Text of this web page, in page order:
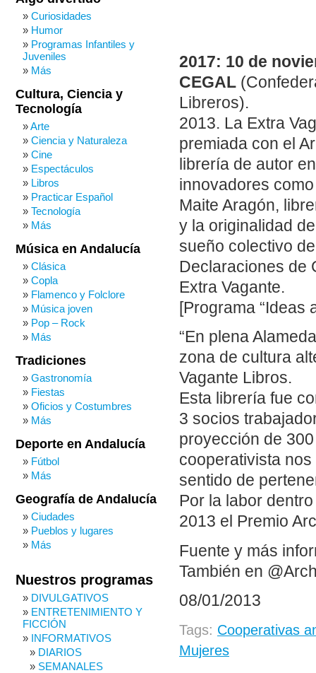
2017: 10 de
CEGAL
Libreros).
2013. La Extra
premiada con el
librería de autor
innovadores
Maite Aragón,
y la originalidad
sueño colectivo
Declaraciones de
Extra Vagante.
[Programa “Ideas
“En plena
zona de cultura
Vagante Libros.
Esta librería fue
3 socios
proyección de
cooperativista
sentido de
Por la labor
2013 el Premio
Fuente y más
También en
08/01/2013
Tags: Cooperativas
Mujeres
Curiosidades
Humor
Programas Infantiles y
Juveniles
Más
Cultura, Ciencia y
Tecnología
Arte
Ciencia y Naturaleza
Cine
Espectáculos
Libros
Practicar Español
Tecnología
Más
Música en Andalucía
Clásica
Copla
Flamenco y Folclore
Música joven
Pop – Rock
Más
Tradiciones
Gastronomía
Fiestas
Oficios y Costumbres
Más
Deporte en Andalucía
Fútbol
Más
Geografía de Andalucía
Ciudades
Pueblos y lugares
Más
Nuestros programas
DIVULGATIVOS
ENTRETENIMIENTO Y
FICCIÓN
INFORMATIVOS
DIARIOS
SEMANALES